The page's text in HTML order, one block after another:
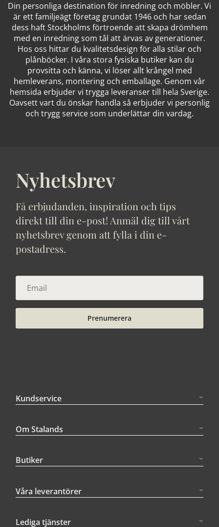
Din personliga destination för inredning och möbler. Vi
är ett familjeägt företag grundat 1946 och har sedan
dess haft Stockholms förtroende att skapa drömhem
med en inredning som tål att ärvas av generationer.
Hos oss hittar du kvalitetsdesign för alla stilar och
plånböcker. I våra stora fysiska butiker kan du
provsitta och känna, vi löser allt krångel med
hemleverans, montering och emballage. Genom vår
hemsida erbjuder vi trygga leveranser till hela Sverige.
Oavsett vart du önskar handla så erbjuder vi personlig
och trygg service som underlättar din vardag.
Nyhetsbrev
Få erbjudanden, inspiration och tips
direkt till din e-post! Anmäl dig till vårt
nyhetsbrev genom att fylla i din e-
postadress.
Prenumerera
Kundservice
Om Stalands
Butiker
Våra leverantörer
Lediga tjänster